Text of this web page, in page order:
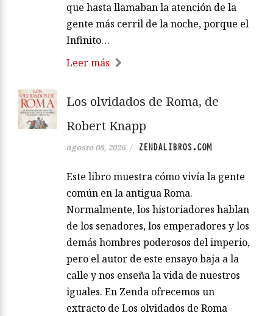
que hasta llamaban la atención de la
gente más cerril de la noche, porque el
Infinito…
Leer más
Los olvidados de Roma, de
Robert Knapp
agosto 08, 2026 / ZENDALIBROS.COM
Este libro muestra cómo vivía la gente
común en la antigua Roma.
Normalmente, los historiadores hablan
de los senadores, los emperadores y los
demás hombres poderosos del imperio,
pero el autor de este ensayo baja a la
calle y nos enseña la vida de nuestros
iguales. En Zenda ofrecemos un
extracto de Los olvidados de Roma